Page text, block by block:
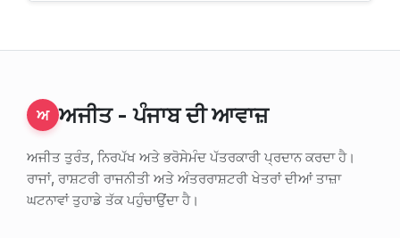
ਅ ਅਜੀਤ - ਪੰਜਾਬ ਦੀ ਆਵਾਜ਼
ਅਜੀਤ ਤੁਰੰਤ, ਨਿਰਪੱਖ ਅਤੇ ਭਰੋਸੇਮੰਦ ਪੱਤਰਕਾਰੀ ਪ੍ਰਦਾਨ ਕਰਦਾ ਹੈ।
ਰਾਜਾਂ, ਰਾਸ਼ਟਰੀ ਰਾਜਨੀਤੀ ਅਤੇ ਅੰਤਰਰਾਸ਼ਟਰੀ ਖੇਤਰਾਂ ਦੀਆਂ ਤਾਜ਼ਾ
ਘਟਨਾਵਾਂ ਤੁਹਾਡੇ ਤੱਕ ਪਹੁੰਚਾਉਂਦਾ ਹੈ।